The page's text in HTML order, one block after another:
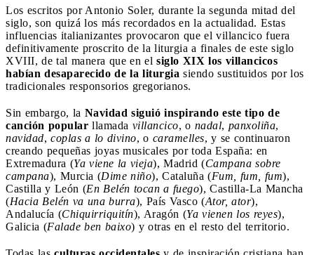
Los escritos por Antonio Soler, durante la segunda mitad del
siglo, son quizá los más recordados en la actualidad. Estas
influencias italianizantes provocaron que el villancico fuera
definitivamente proscrito de la liturgia a finales de este siglo
XVIII, de tal manera que en el siglo XIX los villancicos
habían desaparecido de la liturgia siendo sustituidos por los
tradicionales responsorios gregorianos.
Sin embargo, la Navidad siguió inspirando este tipo de
canción popular llamada villancico, o nadal, panxoliña,
navidad, coplas a lo divino, o caramelles, y se continuaron
creando pequeñas joyas musicales por toda España: en
Extremadura (Ya viene la vieja), Madrid (Campana sobre
campana), Murcia (Dime niño), Cataluña (Fum, fum, fum),
Castilla y León (En Belén tocan a fuego), Castilla-La Mancha
(Hacia Belén va una burra), País Vasco (Ator, ator),
Andalucía (Chiquirriquitín), Aragón (Ya vienen los reyes),
Galicia (Falade ben baixo) y otras en el resto del territorio.